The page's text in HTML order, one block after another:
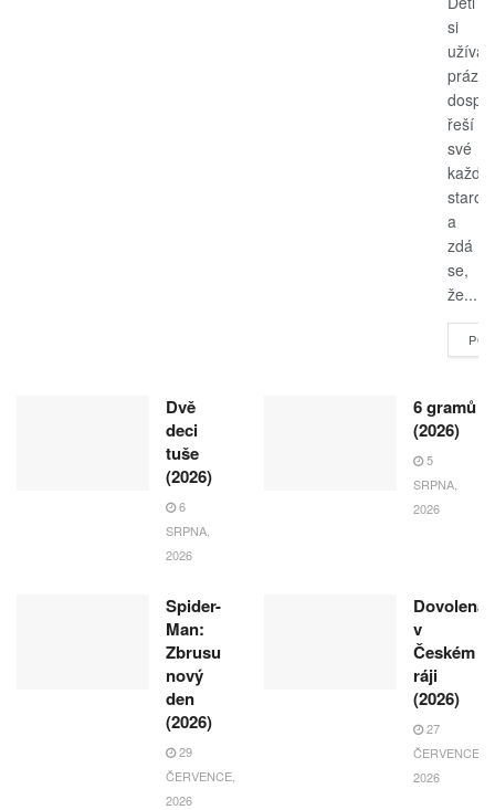
si
užívají
řeší
své
a
zdá
se,
že...
Dvě
deci
tuše
(2026)
6
SRPNA,
2026
6 gramů
(2026)
5
SRPNA,
2026
Spider-
Man:
Zbrusu
nový
den
(2026)
29
ČERVENCE,
2026
Dovolená
v
Českém
ráji
(2026)
27
ČERVENCE,
2026